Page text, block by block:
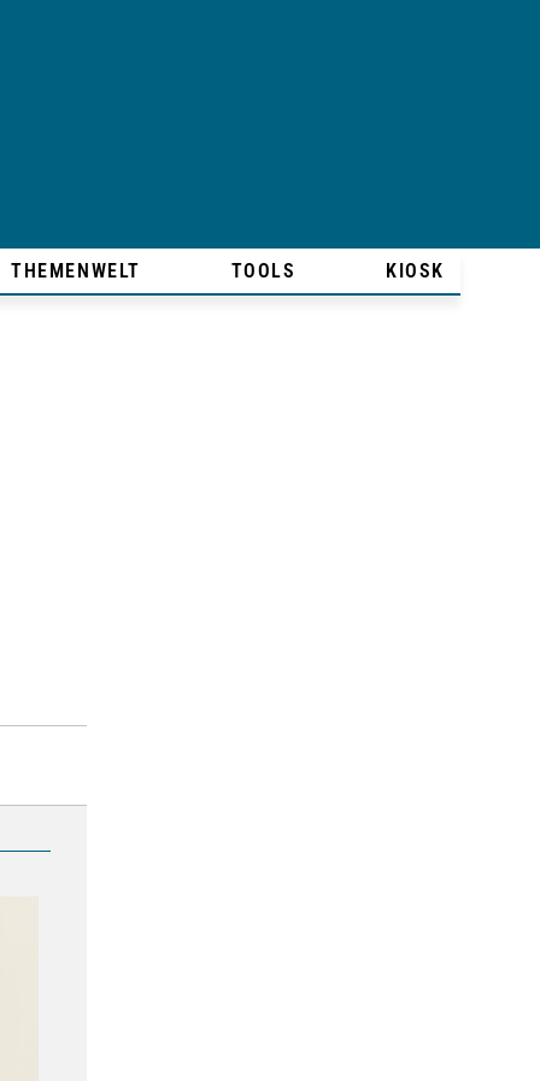
THEMENWELT TOOLS KIOSK